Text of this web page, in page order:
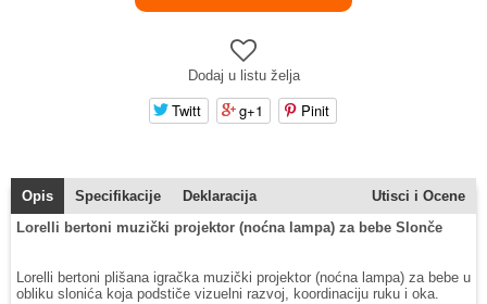
Dodaj u listu želja
Twitt g+1 Pinit
Opis Specifikacije Deklaracija
Utisci i Ocene
Lorelli bertoni muzički projektor (noćna lampa) za bebe Slonče
Lorelli bertoni plišana igračka muzički projektor (noćna lampa) za bebe u
obliku slonića koja podstiče vizuelni razvoj, koordinaciju ruku i oka.